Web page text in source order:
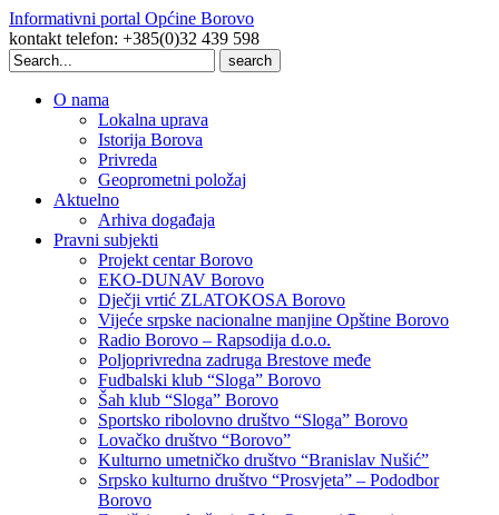
Informativni portal Općine Borovo
kontakt telefon: +385(0)32 439 598
Search
for:
O nama
Lokalna uprava
Istorija Borova
Privreda
Geoprometni položaj
Aktuelno
Arhiva događaja
Pravni subjekti
Projekt centar Borovo
EKO-DUNAV Borovo
Dječji vrtić ZLATOKOSA Borovo
Vijeće srpske nacionalne manjine Opštine Borovo
Radio Borovo – Rapsodija d.o.o.
Poljoprivredna zadruga Brestove međe
Fudbalski klub “Sloga” Borovo
Šah klub “Sloga” Borovo
Sportsko ribolovno društvo “Sloga” Borovo
Lovačko društvo “Borovo”
Kulturno umetničko društvo “Branislav Nušić”
Srpsko kulturno društvo “Prosvjeta” – Pododbor
Borovo